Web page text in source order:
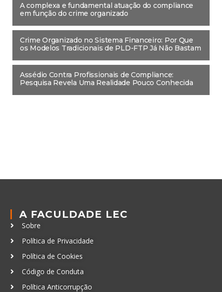
A complexa e fundamental atuação do compliance
em função do crime organizado
Crime Organizado no Sistema Financeiro: Por Que
os Modelos Tradicionais de PLD-FTP Já Não Bastam
Assédio Contra Profissionais de Compliance:
Pesquisa Revela Uma Realidade Pouco Conhecida
A FACULDADE LEC
Sobre
Política de Privacidade
Política de Cookies
Código de Conduta
Política Anticorrupção